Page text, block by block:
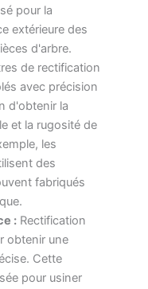
pour la
extérieure des
d'arbre.
de rectification
avec précision
d'obtenir la
et la rugosité de
les
des
fabriqués
:Rectification
obtenir une
Cette
pour usiner